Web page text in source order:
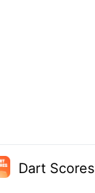
Dart Scores